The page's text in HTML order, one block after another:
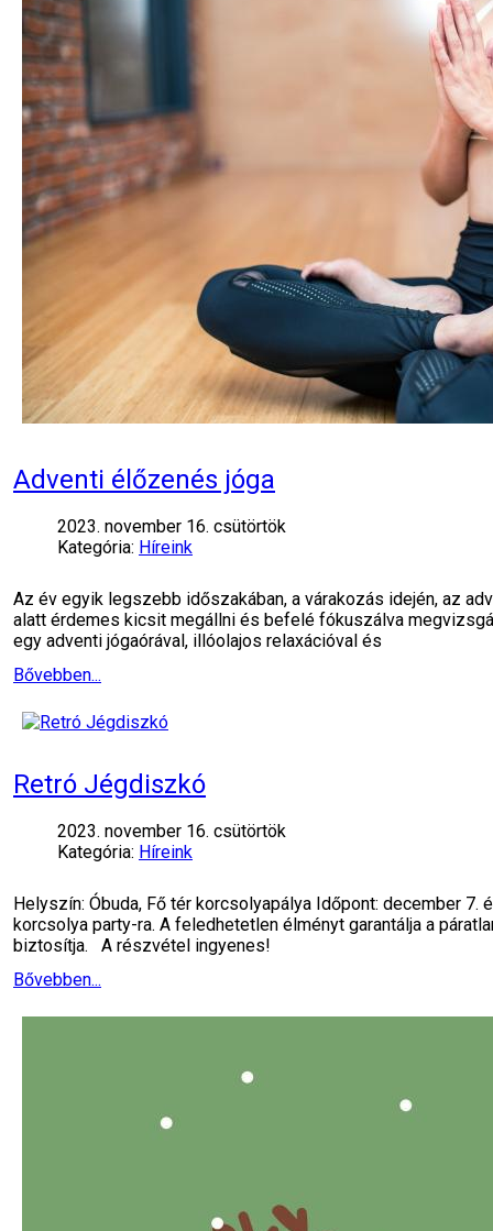
Adventi élőzenés jóga
2023. november 16. csütörtök
Kategória: Híreink
Az év egyik legszebb időszakában, a várakozás idején, az
alatt érdemes kicsit megállni és befelé fókuszálva
egy adventi jógaórával, illóolajos relaxációval és
Bővebben...
Retró Jégdiszkó
2023. november 16. csütörtök
Kategória: Híreink
Helyszín: Óbuda, Fő tér korcsolyapálya Időpont: december
korcsolya party-ra. A feledhetetlen élményt garantálja a
biztosítja. A részvétel ingyenes!
Bővebben...